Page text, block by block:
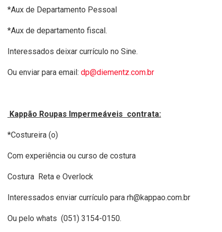
*Aux de Departamento Pessoal
*Aux de departamento fiscal.
Interessados deixar currículo no Sine.
Ou enviar para email: dp@diementz.com.br
Kappão Roupas Impermeáveis contrata:
*Costureira (o)
Com experiência ou curso de costura
Costura Reta e Overlock
Interessados enviar currículo para rh@kappao.com.br
Ou pelo whats (051) 3154-0150.